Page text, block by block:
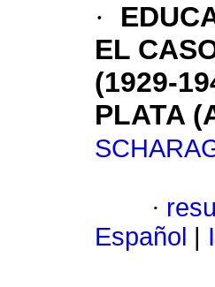
·
EL
(1929-
PLATA
·
Español